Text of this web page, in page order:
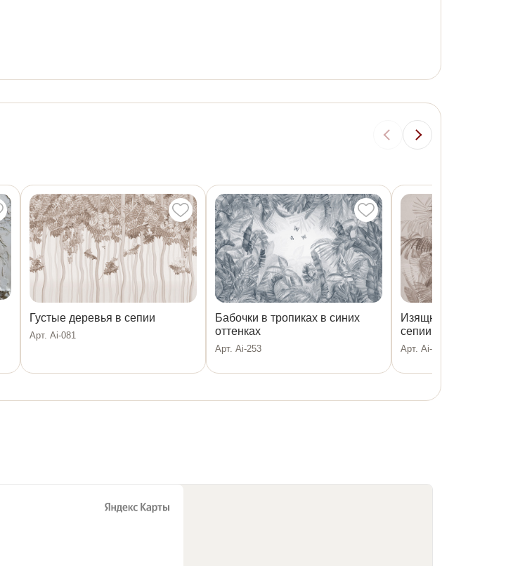
Густые деревья в сепии
Арт. Ai-081
Бабочки в тропиках в синих
оттенках
Арт. Ai-253
Изящные
сепии
Арт. Ai-128